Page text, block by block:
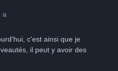
a
c'est ainsi que je
il peut y avoir des